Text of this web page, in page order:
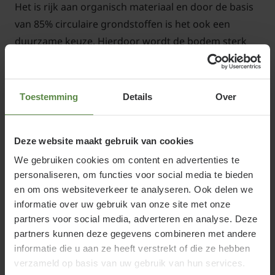
Toestemming Details Over
Deze website maakt gebruik van cookies
We gebruiken cookies om content en advertenties te
personaliseren, om functies voor social media te bieden
en om ons websiteverkeer te analyseren. Ook delen we
informatie over uw gebruik van onze site met onze
partners voor social media, adverteren en analyse. Deze
partners kunnen deze gegevens combineren met andere
informatie die u aan ze heeft verstrekt of die ze hebben
verzameld op basis van uw gebruik van hun services.
Het is rijk aan organisch materiaal en door de basis
van 85% circulaire grondstoffen is het ook een
duurzame keuze. Hierdoor wordt de bodem sterk
verbeterd, is er minder onderhoud aan de tuin
nodig en krijgt u een optimale voedingsbodem voor
al uw planten. Een bijkomend effect is een rustige,
Bio bemeste Tuinaarde is niet geschikt om
rechtstreeks in te planten ook niet in potten en
bakken; daarvoor is de zuurgraad en de hoeveelheid
meststof te groot; bovendien zal een gebrek aan
voldoende poriën de ontwikkeling van een gezond
wortelgestel afremmen. Gebruik voor